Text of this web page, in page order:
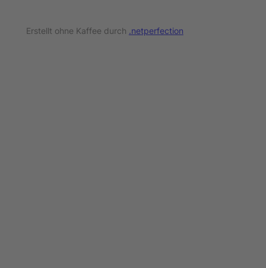
Erstellt ohne Kaffee durch .netperfection